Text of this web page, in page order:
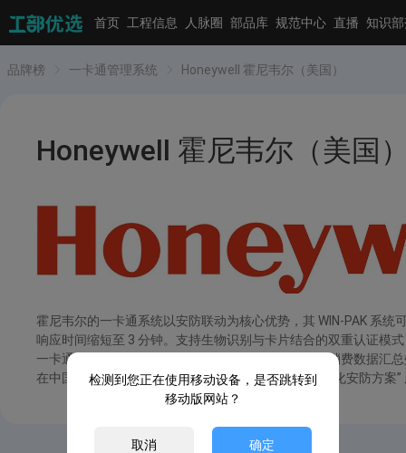
首页 工程信息 人脉圈 部品库 规范中心 直播 知识
品牌榜 一卡通管理系统 Honeywell 霍尼韦尔（美国）
Honeywell 霍尼韦尔（美国
霍尼韦尔的一卡通系统以安防联动为核心优势，其 WIN-PAK 系
响应时间缩短至 3 分钟。支持生物识别与卡片结合的双重认证模
一卡通数据，某连锁企业应用后，全国门店的考勤与消费数据汇
在中国苏州设有生产基地，提供 “5 年设备质保 + 定制化安防方
检测到您正在使用移动设备，是否跳转到
移动版网站？
取消 确定